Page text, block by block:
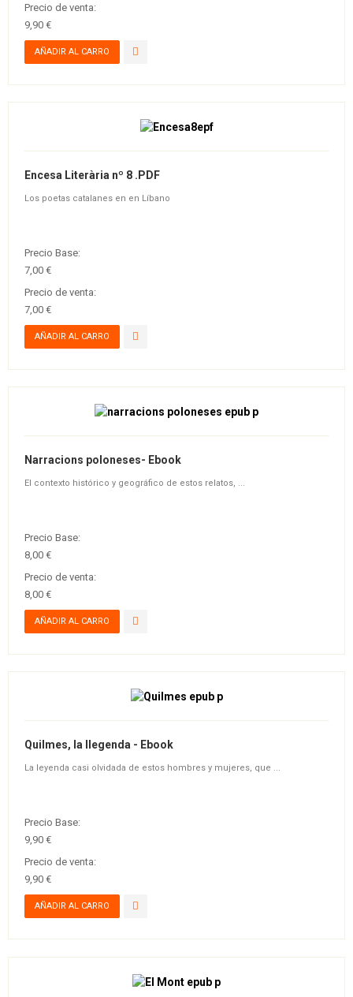
Precio de venta:
9,90 €
Encesa Literària nº 8 .PDF
Los poetas catalanes en en Líbano
Precio Base:
7,00 €
Precio de venta:
7,00 €
Narracions poloneses- Ebook
El contexto histórico y geográfico de estos relatos, ...
Precio Base:
8,00 €
Precio de venta:
8,00 €
Quilmes, la llegenda - Ebook
La leyenda casi olvidada de estos hombres y mujeres, que ...
Precio Base:
9,90 €
Precio de venta:
9,90 €